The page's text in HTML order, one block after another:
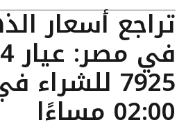
تراجع أسعار
7925
02:00 مساءًا